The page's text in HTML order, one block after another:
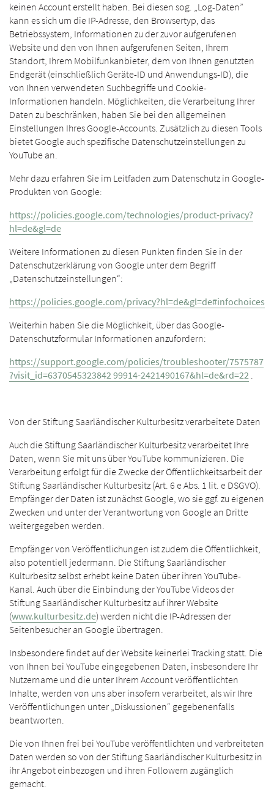
keinen Account erstellt haben. Bei diesen sog. „Log-Daten”
kann es sich um die IP-Adresse, den Browsertyp, das
Betriebssystem, Informationen zu der zuvor aufgerufenen
Website und den von Ihnen aufgerufenen Seiten, Ihrem
Standort, Ihrem Mobilfunkanbieter, dem von Ihnen genutzten
Endgerät (einschließlich Geräte-ID und Anwendungs-ID), die
von Ihnen verwendeten Suchbegriffe und Cookie-
Informationen handeln. Möglichkeiten, die Verarbeitung Ihrer
Daten zu beschränken, haben Sie bei den allgemeinen
Einstellungen Ihres Google-Accounts. Zusätzlich zu diesen Tools
bietet Google auch spezifische Datenschutzeinstellungen zu
YouTube an.
Mehr dazu erfahren Sie im Leitfaden zum Datenschutz in Google-
Produkten von Google:
https://policies.google.com/technologies/product-privacy?
hl=de&gl=de
Weitere Informationen zu diesen Punkten finden Sie in der
Datenschutzerklärung von Google unter dem Begriff
„Datenschutzeinstellungen“:
https://policies.google.com/privacy?hl=de&gl=de#infochoices
Weiterhin haben Sie die Möglichkeit, über das Google-
Datenschutzformular Informationen anzufordern:
https://support.google.com/policies/troubleshooter/7575787
?visit_id=6370545323842 99914-2421490167&hl=de&rd=22 .
Von der Stiftung Saarländischer Kulturbesitz verarbeitete Daten
Auch die Stiftung Saarländischer Kulturbesitz verarbeitet Ihre
Daten, wenn Sie mit uns über YouTube kommunizieren. Die
Verarbeitung erfolgt für die Zwecke der Öffentlichkeitsarbeit der
Stiftung Saarländischer Kulturbesitz (Art. 6 e Abs. 1 lit. e DSGVO).
Empfänger der Daten ist zunächst Google, wo sie ggf. zu eigenen
Zwecken und unter der Verantwortung von Google an Dritte
weitergegeben werden.
Empfänger von Veröffentlichungen ist zudem die Öffentlichkeit,
also potentiell jedermann. Die Stiftung Saarländischer
Kulturbesitz selbst erhebt keine Daten über ihren YouTube-
Kanal. Auch über die Einbindung der YouTube Videos der
Stiftung Saarländischer Kulturbesitz auf ihrer Website
(www.kulturbesitz.de) werden nicht die IP-Adressen der
Seitenbesucher an Google übertragen.
Insbesondere findet auf der Website keinerlei Tracking statt. Die
von Ihnen bei YouTube eingegebenen Daten, insbesondere Ihr
Nutzername und die unter Ihrem Account veröffentlichten
Inhalte, werden von uns aber insofern verarbeitet, als wir Ihre
Veröffentlichungen unter „Diskussionen“ gegebenenfalls
beantworten.
Die von Ihnen frei bei YouTube veröffentlichten und verbreiteten
Daten werden so von der Stiftung Saarländischer Kulturbesitz in
ihr Angebot einbezogen und ihren Followern zugänglich
gemacht.